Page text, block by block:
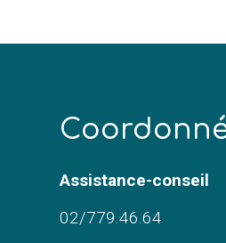
C
Assistance-conseil
02/779.46.64